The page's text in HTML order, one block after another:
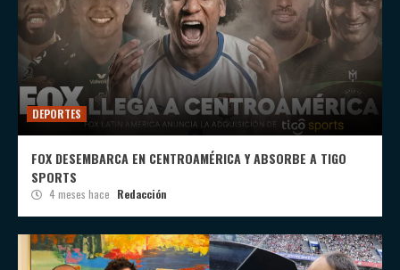
DEPORTES
FOX DESEMBARCA EN CENTROAMÉRICA Y ABSORBE A TIGO
SPORTS
4 meses hace Redacción